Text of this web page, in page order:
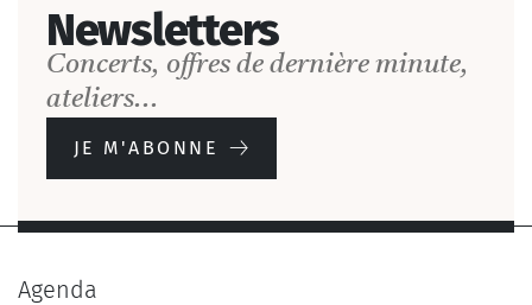
Newsletters
Concerts, offres de dernière minute,
ateliers...
JE M'ABONNE
Agenda